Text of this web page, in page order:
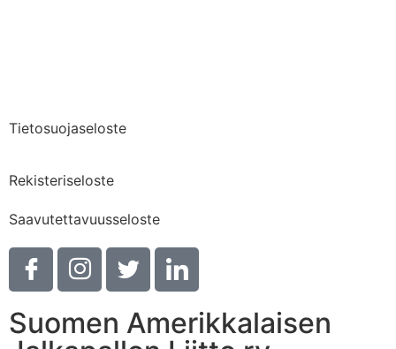
Tietosuojaseloste
Rekisteriseloste
Saavutettavuusseloste
Suomen Amerikkalaisen